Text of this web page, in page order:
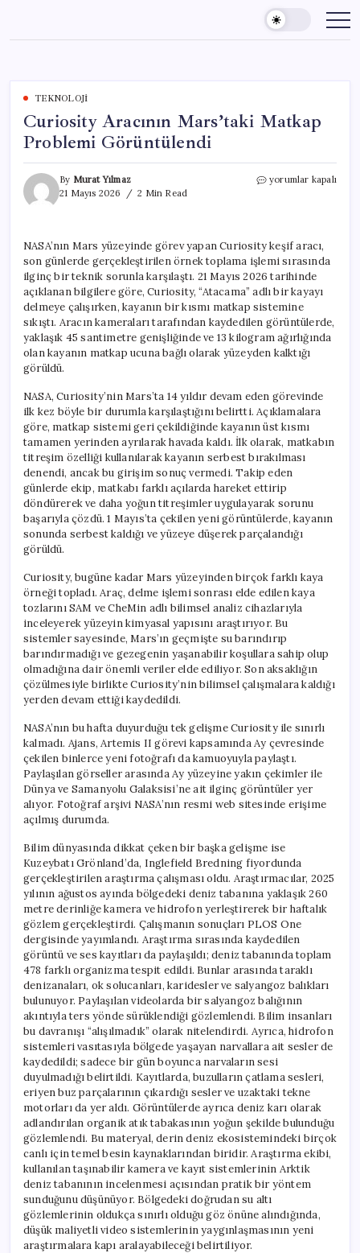
content
TEKNOLOJI
Curiosity Aracının Mars’taki Matkap
Problemi Görüntülendi
By Murat Yılmaz
21 Mayıs 2026
2 Min Read
Curiosity
Görüntülendi
için
yorumlar kapalı
NASA’nın Mars yüzeyinde görev yapan Curiosity keşif aracı,
son günlerde gerçekleştirilen örnek toplama işlemi sırasında
ilginç bir teknik sorunla karşılaştı. 21 Mayıs 2026 tarihinde
açıklanan bilgilere göre, Curiosity, “Atacama” adlı bir kayayı
delmeye çalışırken, kayanın bir kısmı matkap sistemine
sıkıştı. Aracın kameraları tarafından kaydedilen görüntülerde,
yaklaşık 45 santimetre genişliğinde ve 13 kilogram ağırlığında
olan kayanın matkap ucuna bağlı olarak yüzeyden kalktığı
görüldü.
NASA, Curiosity’nin Mars’ta 14 yıldır devam eden görevinde
ilk kez böyle bir durumla karşılaştığını belirtti. Açıklamalara
göre, matkap sistemi geri çekildiğinde kayanın üst kısmı
tamamen yerinden ayrılarak havada kaldı. İlk olarak, matkabın
titreşim özelliği kullanılarak kayanın serbest bırakılması
denendi, ancak bu girişim sonuç vermedi. Takip eden
günlerde ekip, matkabı farklı açılarda hareket ettirip
döndürerek ve daha yoğun titreşimler uygulayarak sorunu
başarıyla çözdü. 1 Mayıs’ta çekilen yeni görüntülerde, kayanın
sonunda serbest kaldığı ve yüzeye düşerek parçalandığı
görüldü.
Curiosity, bugüne kadar Mars yüzeyinden birçok farklı kaya
örneği topladı. Araç, delme işlemi sonrası elde edilen kaya
tozlarını SAM ve CheMin adlı bilimsel analiz cihazlarıyla
inceleyerek yüzeyin kimyasal yapısını araştırıyor. Bu
sistemler sayesinde, Mars’ın geçmişte su barındırıp
barındırmadığı ve gezegenin yaşanabilir koşullara sahip olup
olmadığına dair önemli veriler elde ediliyor. Son aksaklığın
çözülmesiyle birlikte Curiosity’nin bilimsel çalışmalara kaldığı
yerden devam ettiği kaydedildi.
NASA’nın bu hafta duyurduğu tek gelişme Curiosity ile sınırlı
kalmadı. Ajans, Artemis II görevi kapsamında Ay çevresinde
çekilen binlerce yeni fotoğrafı da kamuoyuyla paylaştı.
Paylaşılan görseller arasında Ay yüzeyine yakın çekimler ile
Dünya ve Samanyolu Galaksisi’ne ait ilginç görüntüler yer
alıyor. Fotoğraf arşivi NASA’nın resmi web sitesinde erişime
açılmış durumda.
Bilim dünyasında dikkat çeken bir başka gelişme ise
Kuzeybatı Grönland’da, Inglefield Bredning fiyordunda
gerçekleştirilen araştırma çalışması oldu. Araştırmacılar, 2025
yılının ağustos ayında bölgedeki deniz tabanına yaklaşık 260
metre derinliğe kamera ve hidrofon yerleştirerek bir haftalık
gözlem gerçekleştirdi. Çalışmanın sonuçları PLOS One
dergisinde yayımlandı. Araştırma sırasında kaydedilen
görüntü ve ses kayıtları da paylaşıldı; deniz tabanında toplam
478 farklı organizma tespit edildi. Bunlar arasında taraklı
denizanaları, ok solucanları, karidesler ve salyangoz balıkları
bulunuyor. Paylaşılan videolarda bir salyangoz balığının
akıntıyla ters yönde sürüklendiği gözlemlendi. Bilim insanları
bu davranışı “alışılmadık” olarak nitelendirdi. Ayrıca, hidrofon
sistemleri vasıtasıyla bölgede yaşayan narvallara ait sesler de
kaydedildi; sadece bir gün boyunca narvaların sesi
duyulmadığı belirtildi. Kayıtlarda, buzulların çatlama sesleri,
eriyen buz parçalarının çıkardığı sesler ve uzaktaki tekne
motorları da yer aldı. Görüntülerde ayrıca deniz karı olarak
adlandırılan organik atık tabakasının yoğun şekilde bulunduğu
gözlemlendi. Bu materyal, derin deniz ekosistemindeki birçok
canlı için temel besin kaynaklarından biridir. Araştırma ekibi,
kullanılan taşınabilir kamera ve kayıt sistemlerinin Arktik
deniz tabanının incelenmesi açısından pratik bir yöntem
sunduğunu düşünüyor. Bölgedeki doğrudan su altı
gözlemlerinin oldukça sınırlı olduğu göz önüne alındığında,
düşük maliyetli video sistemlerinin yaygınlaşmasının yeni
araştırmalara kapı aralayabileceği belirtiliyor.